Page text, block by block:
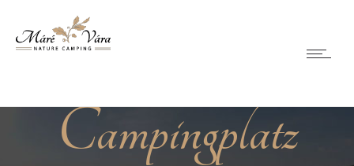
Campingplatz